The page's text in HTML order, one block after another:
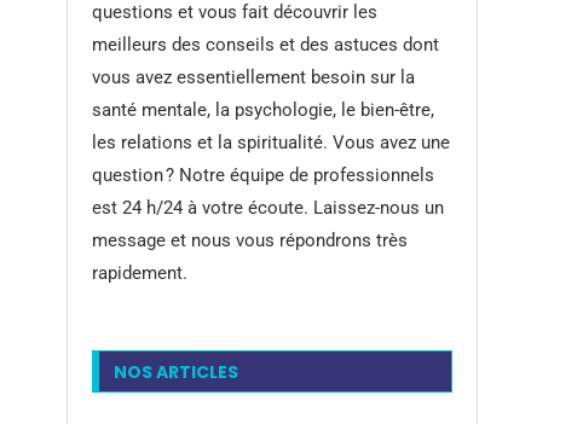
questions et vous fait découvrir les
meilleurs des conseils et des astuces dont
vous avez essentiellement besoin sur la
santé mentale, la psychologie, le bien-être,
les relations et la spiritualité. Vous avez une
question ? Notre équipe de professionnels
est 24 h/24 à votre écoute. Laissez-nous un
message et nous vous répondrons très
rapidement.
NOS ARTICLES